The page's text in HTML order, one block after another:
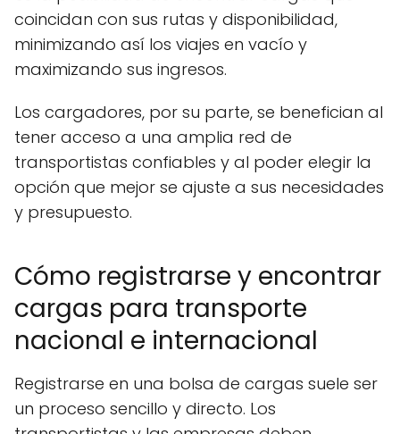
coincidan con sus rutas y disponibilidad,
minimizando así los viajes en vacío y
maximizando sus ingresos.
Los cargadores, por su parte, se benefician al
tener acceso a una amplia red de
transportistas confiables y al poder elegir la
opción que mejor se ajuste a sus necesidades
y presupuesto.
Cómo registrarse y encontrar
cargas para transporte
nacional e internacional
Registrarse en una bolsa de cargas suele ser
un proceso sencillo y directo. Los